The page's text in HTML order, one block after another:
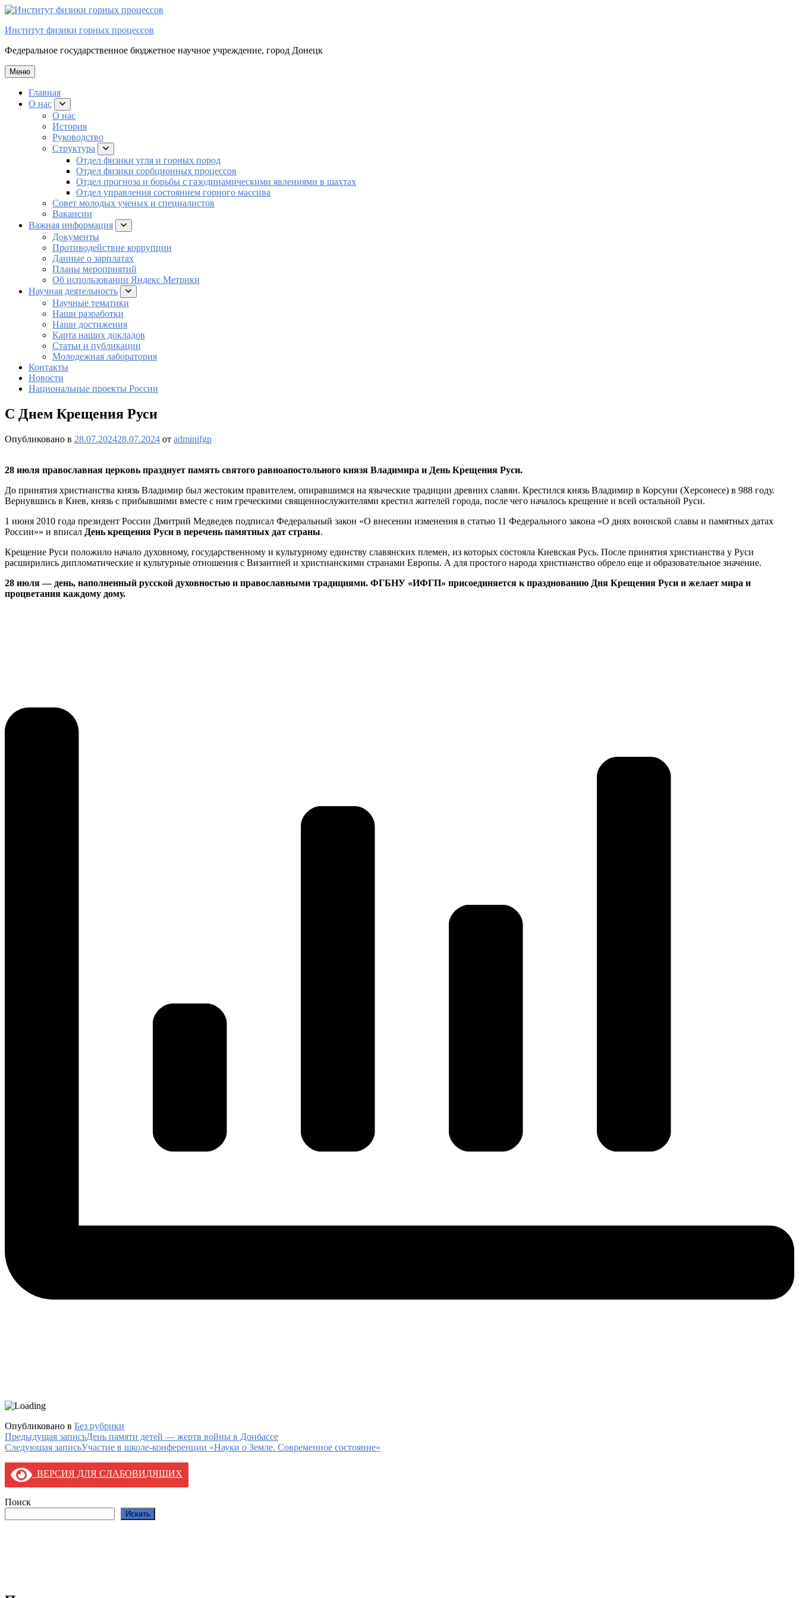
Перейти
содержимому
Институт физики горных процессов
Федеральное государственное бюджетное научное учреждение, город Донецк
Меню
Главная
О нас
подменю
О нас
История
Руководство
Структура
подменю
Отдел физики угля и горных пород
Отдел физики сорбционных процессов
Отдел прогноза и борьбы с газодинамическими явлениями в шахтах
Отдел управления состоянием горного массива
Совет молодых ученых и специалистов
Вакансии
Важная информация
подменю
Документы
Противодействие коррупции
Данные о зарплатах
Планы мероприятий
Об использовании Яндекс Метрики
Научная деятельность
подменю
Научные тематики
Наши разработки
Наши достижения
Карта наших докладов
Статьи и публикации
Молодежная лаборатория
Контакты
Новости
Национальные проекты России
С Днем Крещения Руси
Опубликовано в 28.07.202428.07.2024 от adminifgp
28 июля православная церковь празднует память святого равноапостольного князя Владимира и День Крещения Руси.
До принятия христианства князь Владимир был жестоким правителем, опиравшимся на языческие традиции древних славян. Крестился князь Владимир в Корсуни (Херсонесе) в 988 году.
Вернувшись в Киев, князь с прибывшими вместе с ним греческими священнослужителями крестил жителей города, после чего началось крещение и всей остальной Руси.
1 июня 2010 года президент России Дмитрий Медведев подписал Федеральный закон «О внесении изменения в статью 11 Федерального закона «О днях воинской славы и памятных датах
России»» и вписал День крещения Руси в перечень памятных дат страны.
Крещение Руси положило начало духовному, государственному и культурному единству славянских племен, из которых состояла Киевская Русь. После принятия христианства у Руси
расширились дипломатические и культурные отношения с Византией и христианскими странами Европы. А для простого народа христианство обрело еще и образовательное значение.
28 июля — день, наполненный русской духовностью и православными традициями. ФГБНУ «ИФГП» присоединяется к празднованию Дня Крещения Руси и желает мира и
процветания каждому дому.
Опубликовано в Без рубрики
Навигация
по
записям
Предыдущая записьДень памяти детей — жертв войны в Донбассе
Следующая записьУчастие в школе-конференции «Науки о Земле. Современное состояние»
ВЕРСИЯ ДЛЯ СЛАБОВИДЯЩИХ
Поиск
Искать